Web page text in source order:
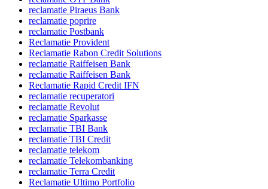
reclamatie Piraeus Bank
reclamatie poprire
reclamatie Postbank
Reclamatie Provident
Reclamatie Rabon Credit Solutions
reclamatie Raiffeisen Bank
reclamatie Raiffeisen Bank
Reclamatie Rapid Credit IFN
reclamatie recuperatori
reclamatie Revolut
reclamatie Sparkasse
reclamatie TBI Bank
reclamatie TBI Credit
reclamatie telekom
reclamatie Telekombanking
reclamatie Terra Credit
Reclamatie Ultimo Portfolio